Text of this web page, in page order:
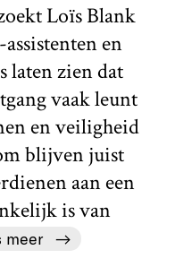
Loïs Blank
en
laten zien dat
vaak leunt
en veiligheid
blijven juist
aan een
is van
meer